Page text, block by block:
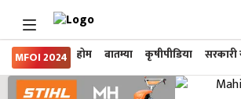
MFOI 2024 होम बातम्या कृषीपीडिया सरकारी